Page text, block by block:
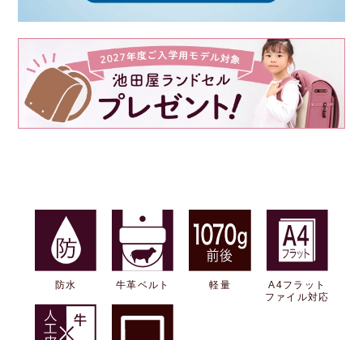
防水 牛革ベルト 軽量
A4フラット
ファイル対応